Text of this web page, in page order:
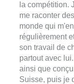
la compétition.
me raconter
monde qui
régulièrement
son travail de
partout avec
ainsi que
Suisse, puis je